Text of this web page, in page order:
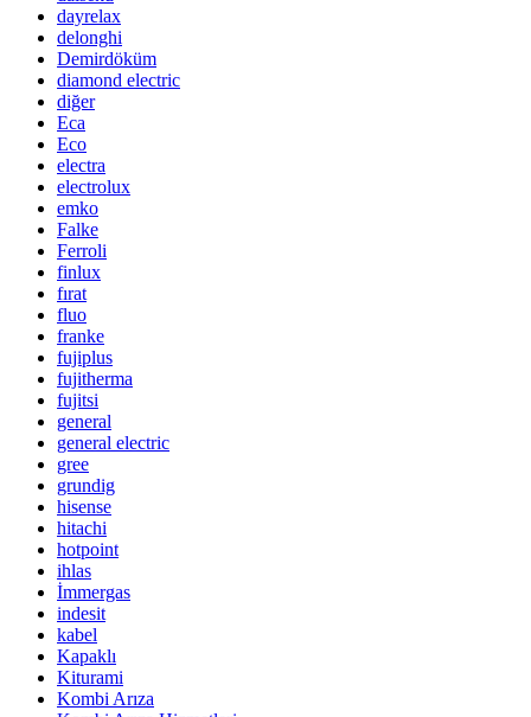
dayrelax
delonghi
Demirdöküm
diamond electric
diğer
Eca
Eco
electra
electrolux
emko
Falke
Ferroli
finlux
fırat
fluo
franke
fujiplus
fujitherma
fujitsi
general
general electric
gree
grundig
hisense
hitachi
hotpoint
ihlas
İmmergas
indesit
kabel
Kapaklı
Kiturami
Kombi Arıza